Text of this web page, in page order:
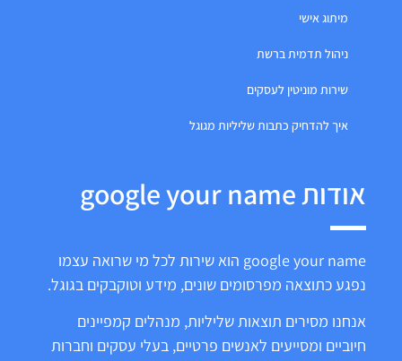
מיתוג אישי
ניהול תדמית ברשת
שירות מוניטין לעסקים
איך להדחיק כתבות שליליות מגוגל
אודות google your name
google your name הוא שירות לכל מי שרואה עצמו
נפגע כתוצאה מפרסומים שונים, מידע וטוקבקים בגוגל.
אנחנו מסירים תוצאות שליליות, מנהלים קמפיינים
חיוביים ומסייעים לאנשים פרטיים, בעלי עסקים וחברות